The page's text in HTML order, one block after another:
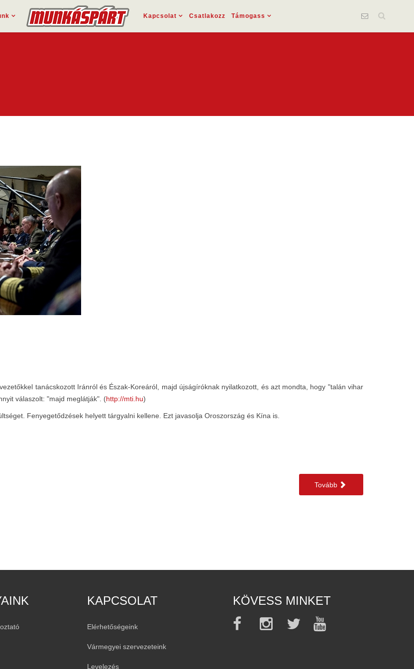
Kapcsolat Csatlakozz Támogass
tanácskozott Iránról és Észak-Koreáról, majd újságíróknak nyilatkozott, és azt mondta, hogy "talán vihar
válaszolt: "majd meglátják". (http://mti.hu)
Fenyegetődzések helyett tárgyalni kellene. Ezt javasolja Oroszország és Kína is.
Tovább
KAPCSOLAT
Elérhetőségeink
Vármegyei szervezeteink
Levelezés
KÖVESS MINKET